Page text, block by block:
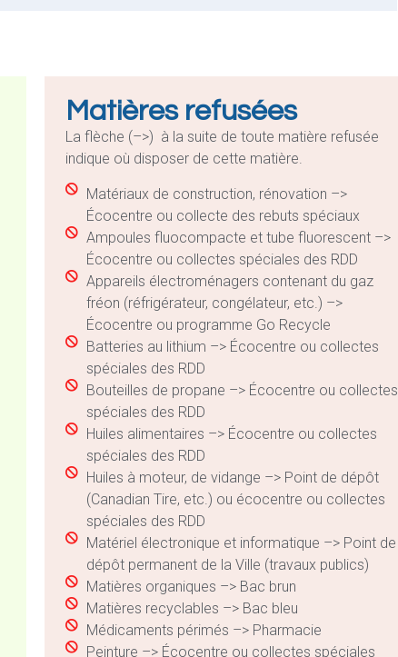
Matières refusées
La flèche (–>) à la suite de toute matière refusée
indique où disposer de cette matière.
Matériaux de construction, rénovation –>
Écocentre ou collecte des rebuts spéciaux
Ampoules fluocompacte et tube fluorescent –>
Écocentre ou collectes spéciales des RDD
Appareils électroménagers contenant du gaz
fréon (réfrigérateur, congélateur, etc.) –>
Écocentre ou programme Go Recycle
Batteries au lithium –> Écocentre ou collectes
spéciales des RDD
Bouteilles de propane –> Écocentre ou collectes
spéciales des RDD
Huiles alimentaires –> Écocentre ou collectes
spéciales des RDD
Huiles à moteur, de vidange –> Point de dépôt
(Canadian Tire, etc.) ou écocentre ou collectes
spéciales des RDD
Matériel électronique et informatique –> Point de
dépôt permanent de la Ville (travaux publics)
Matières organiques –> Bac brun
Matières recyclables –> Bac bleu
Médicaments périmés –> Pharmacie
Peinture –> Écocentre ou collectes spéciales